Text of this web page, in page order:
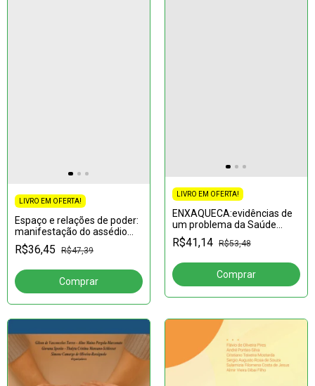
LIVRO EM OFERTA!
Espaço e relações de poder:
manifestação do assédio
moral, saúde e desafios do
docente no ambiente do
R$36,45 R$47,39
LIVRO EM OFERTA!
ENXAQUECA:evidências de
um problema da Saúde
Coletiva
R$41,14 R$53,48